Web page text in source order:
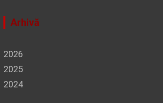
Arhivă
2026
2025
2024